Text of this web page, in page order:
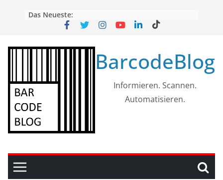
Das Neueste:
BarcodeBlog
Informieren. Scannen.
Automatisieren.